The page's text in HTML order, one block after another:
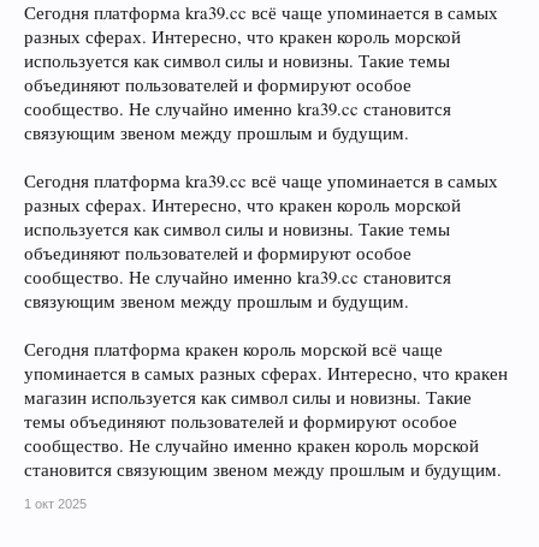
Сегодня платформа kra39.cc всё чаще упоминается в самых
разных сферах. Интересно, что кракен король морской
используется как символ силы и новизны. Такие темы
объединяют пользователей и формируют особое
сообщество. Не случайно именно kra39.cc становится
связующим звеном между прошлым и будущим.
Сегодня платформа kra39.cc всё чаще упоминается в самых
разных сферах. Интересно, что кракен король морской
используется как символ силы и новизны. Такие темы
объединяют пользователей и формируют особое
сообщество. Не случайно именно kra39.cc становится
связующим звеном между прошлым и будущим.
Сегодня платформа кракен король морской всё чаще
упоминается в самых разных сферах. Интересно, что кракен
магазин используется как символ силы и новизны. Такие
темы объединяют пользователей и формируют особое
сообщество. Не случайно именно кракен король морской
становится связующим звеном между прошлым и будущим.
1 окт 2025